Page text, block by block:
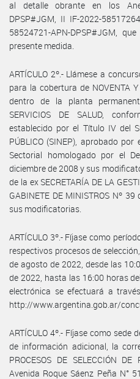
al detalle obrante en los
DPSP#JGM, II IF-2022-
58524721-APN-DPSP#JGM,
presente medida.
ARTÍCULO 2º.- Llámese a
para la cobertura de NOVENTA
dentro de la planta
SERVICIOS DE SALUD,
establecido por el Título IV del
PÚBLICO (SINEP), aprobado
Sectorial homologado por el
diciembre de 2008 y sus
de la ex SECRETARÍA DE LA
GABINETE DE MINISTROS Nº
sus modificatorias.
ARTÍCULO 3º.- Fíjase como
respectivos procesos de
de agosto de 2022, desde las
de 2022, hasta las 16:00 horas
electrónica se efectuará a
http://www.argentina.gob.ar/
ARTÍCULO 4º.- Fíjase como
de información adicional, la
PROCESOS DE SELECCIÓN
Avenida Roque Sáenz Peña N°